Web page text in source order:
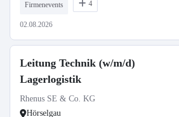
Firmenevents 4
02.08.2026
Leitung Technik (w/m/d)
Lagerlogistik
Rhenus SE & Co. KG
Hörselgau